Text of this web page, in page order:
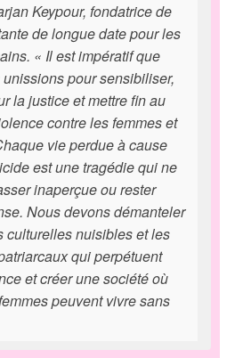
Keypour, fondatrice de
de longue date pour les
« Il est impératif que
pour sensibiliser,
la justice et mettre fin au
contre les femmes et
vie perdue à cause
est une tragédie qui ne
inaperçue ou rester
Nous devons démanteler
culturelles nuisibles et les
qui perpétuent
et créer une société où
peuvent vivre sans